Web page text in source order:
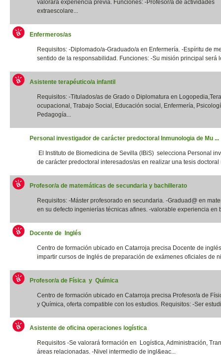
valorará experiencia previa. Funciones: -Profesor/a de actividades
extraescolare...
Enfermeros/as
Requisitos: -Diplomado/a-Graduado/a en Enfermería. -Espíritu de
sentido de la responsabilidad. Funciones: -Su misión principal será
Asistente terapéutico/a infantil
Requisitos: -Titulados/as de Grado o Diplomatura en
ocupacional, Trabajo Social, Educación social, Enfermería,
Pedagogía...
Personal investigador de carácter predoctoral Inmunologia de Mu ...
El Instituto de Biomedicina de Sevilla (IBiS) selecciona Personal
de carácter predoctoral interesados/as en realizar una tesis doctoral
Profesor/a de matemáticas de secundaria y bachillerato
Requisitos: -Máster profesorado en secundaria. -Graduad@ en
en su defecto ingenierías técnicas afines. -valorable experiencia en
Docente de Inglés
Centro de formación ubicado en Catarroja precisa Docente de
impartir cursos de Inglés de preparación de exámenes oficiales de
Profesor/a de Física y Química
Centro de formación ubicado en Catarroja precisa Profesor/a de
y Química, oferta compatible con los estudios. Requisitos: -Ser
Asistente de oficina operaciones logística
Requisitos -Se valorará formación en Logística, Administración,
áreas relacionadas. -Nivel intermedio de ingl&eac...